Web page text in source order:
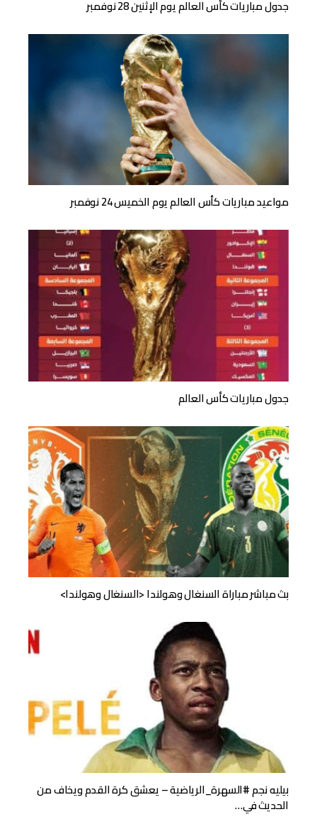
جدول مباريات كأس العالم يوم الإثنين 28 نوفمبر
مواعيد مباريات كأس العالم يوم الخميس 24 نوفمبر
جدول مباريات كأس العالم
بث مباشر مباراة السنغال وهولندا <السنغال وهولندا>
بيليه نجم #السهرة_الرياضية – يعشق كرة القدم ويخاف من
الحديث في…